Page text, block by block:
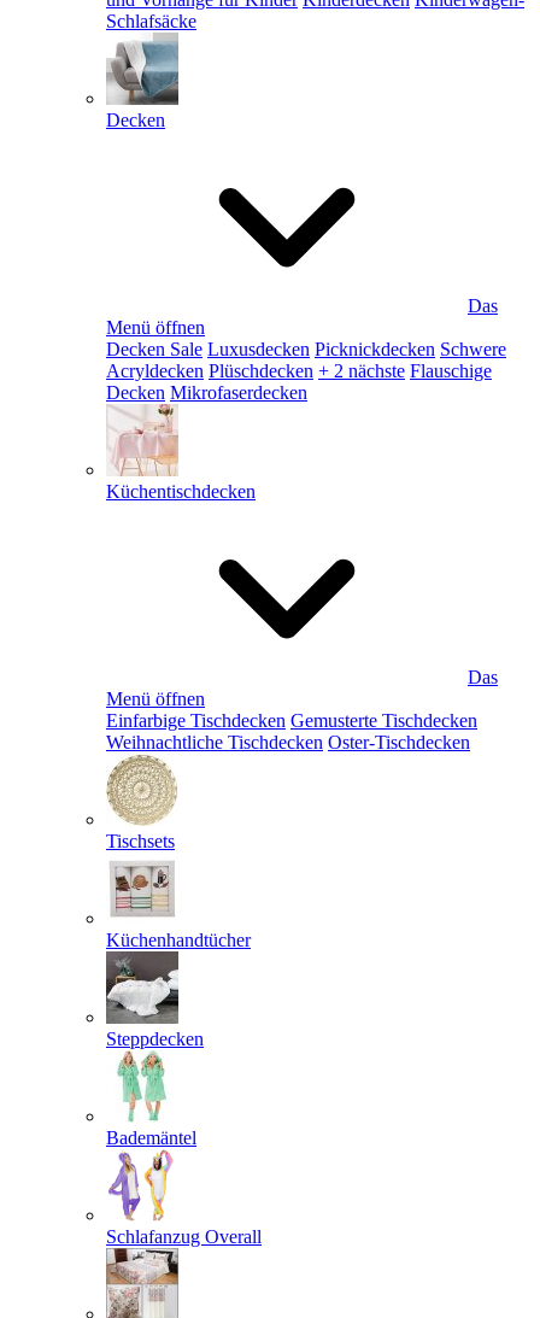
Schlafsäcke
Decken
Das
Menü öffnen
Decken Sale Luxusdecken Picknickdecken Schwere
Acryldecken Plüschdecken + 2 nächste Flauschige
Decken Mikrofaserdecken
Küchentischdecken
Das
Menü öffnen
Einfarbige Tischdecken Gemusterte Tischdecken
Weihnachtliche Tischdecken Oster-Tischdecken
Tischsets
Küchenhandtücher
Steppdecken
Bademäntel
Schlafanzug Overall